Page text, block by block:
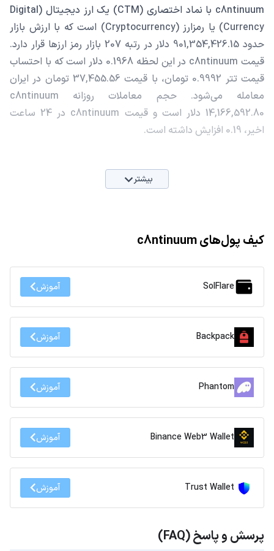
c8ntinuum با نماد اختصاری (CTM) یک ارز دیجیتال (Digital
Currency) یا رمزارز (Cryptocurrency) است که با ارزش بازار
حدود 901,354,426.15 دلار در رتبه 207 بازار رمز ارزها قرار دارد.
قیمت c8ntinuum در این لحظه 0.1968 دلار است که با احتساب
قیمت تتر 0.9992 تومان، با قیمت 37,455.56 تومان در ایران
معامله می‌شود. حجم معاملات روزانه c8ntinuum
14,166,592.80 دلار است و قیمت c8ntinuum در 24 ساعت
اخیر، 0.19 افزایش داشته است.
بیشتر
کیف پول‌های c8ntinuum
SolFlare آموزش
Backpack آموزش
Phantom آموزش
Binance Web3 Wallet آموزش
Trust Wallet آموزش
پرسش و پاسخ (FAQ)